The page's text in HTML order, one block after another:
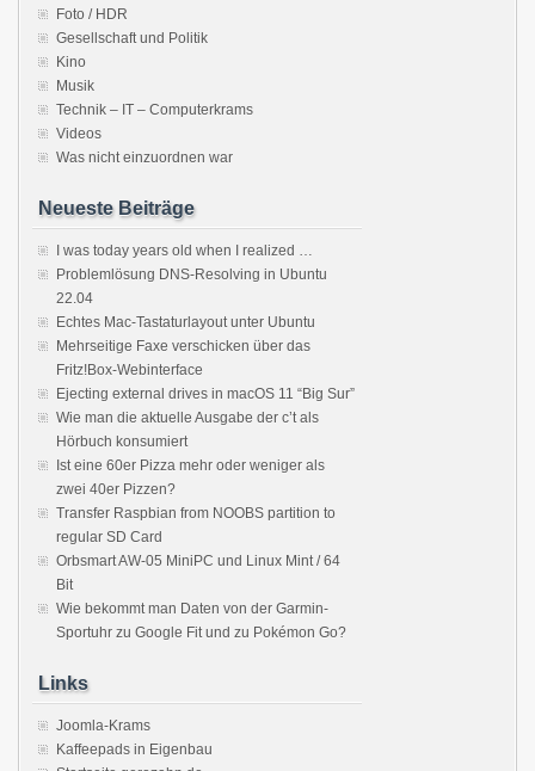
Foto / HDR
Gesellschaft und Politik
Kino
Musik
Technik – IT – Computerkrams
Videos
Was nicht einzuordnen war
Neueste Beiträge
I was today years old when I realized …
Problemlösung DNS-Resolving in Ubuntu
22.04
Echtes Mac-Tastaturlayout unter Ubuntu
Mehrseitige Faxe verschicken über das
Fritz!Box-Webinterface
Ejecting external drives in macOS 11 “Big Sur”
Wie man die aktuelle Ausgabe der c’t als
Hörbuch konsumiert
Ist eine 60er Pizza mehr oder weniger als
zwei 40er Pizzen?
Transfer Raspbian from NOOBS partition to
regular SD Card
Orbsmart AW-05 MiniPC und Linux Mint / 64
Bit
Wie bekommt man Daten von der Garmin-
Sportuhr zu Google Fit und zu Pokémon Go?
Links
Joomla-Krams
Kaffeepads in Eigenbau